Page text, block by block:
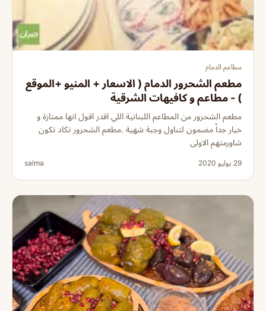
مطاعم الدمام
مطعم الشحرور الدمام ( الاسعار + المنيو +الموقع
) - مطاعم و كافيهات الشرقية
مطعم الشحرور من المطاعم اللبنانية اللي اقدر اقول انها ممتازة و
خيار جداً مضمون لتناول وجبة شهية .مطعم الشحرور تكاد تكون
شاورمتهم الاولى
29 يوليو 2020 salma